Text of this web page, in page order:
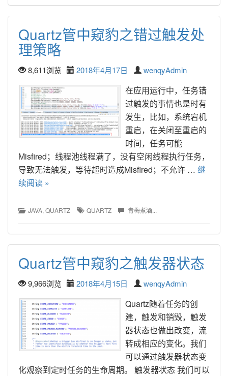
Quartz管中窥豹之错过触发处
理策略
8,611浏览 2018年4月17日 wenqyAdmin
在应用运行中，任务错
过触发的事情也是时有
发生，比如，系统宕机
重启，在关闭至重启的
时间，任务可能
Misfired；线程池线程满了，没有空闲线程执行任务，
导致无法触发，等待超时造成Misfired；不允许 … 继
续阅读 »
JAVA, QUARTZ QUARTZ 青梅煮酒...
Quartz管中窥豹之触发器状态
9,966浏览 2018年4月15日 wenqyAdmin
Quartz随着任务的创
建，触发和销毁，触发
器状态也做出改变，流
转成相应的变化。我们
可以通过触发器状态变
化观察到定时任务的生命周期。 触发器状态 我们可以